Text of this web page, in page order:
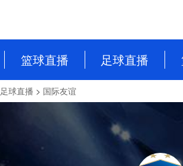
篮球直播
NBA
足球直播
意甲
足球直播 > 国际友谊